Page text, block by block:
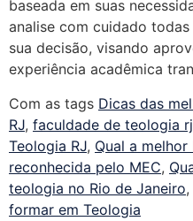
baseada em suas
analise com cuidado
sua decisão, visando
experiência acadêmica
Com as tags Dicas das
RJ, faculdade de teologia rj
Teologia RJ, Qual a
reconhecida pelo MEC,
teologia no Rio de Janeiro,
formar em Teologia